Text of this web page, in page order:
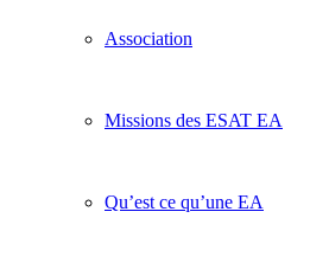
Association
Missions des ESAT EA
Qu’est ce qu’une EA